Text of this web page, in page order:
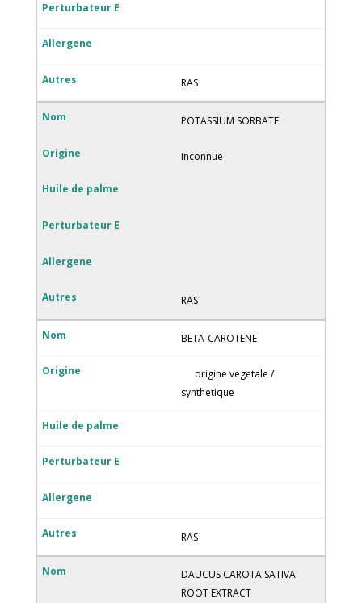
RAS
POTASSIUM SORBATE
inconnue
RAS
BETA-CAROTENE
origine vegetale /
synthetique
RAS
DAUCUS CAROTA SATIVA
ROOT EXTRACT